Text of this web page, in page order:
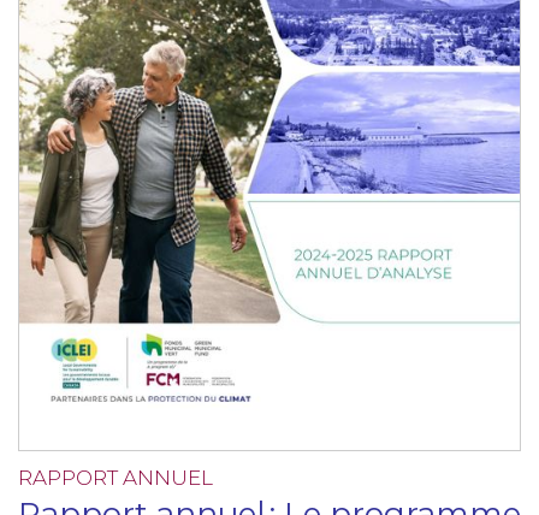
RAPPORT ANNUEL